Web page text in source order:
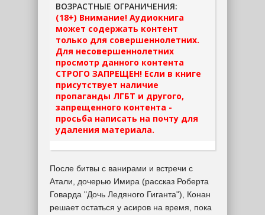
ВОЗРАСТНЫЕ ОГРАНИЧЕНИЯ:
(18+) Внимание! Аудиокнига
может содержать контент
только для совершеннолетних.
Для несовершеннолетних
просмотр данного контента
СТРОГО ЗАПРЕЩЕН! Если в книге
присутствует наличие
пропаганды ЛГБТ и другого,
запрещенного контента -
просьба написать на почту для
удаления материала.
После битвы с ванирами и встречи с
Атали, дочерью Имира (рассказ Роберта
Говарда "Дочь Ледяного Гиганта"), Конан
решает остаться у асиров на время, пока